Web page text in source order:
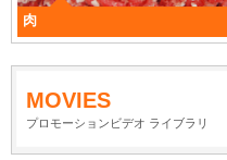
肉
MOVIES
プロモーションビデオ ライブラリ